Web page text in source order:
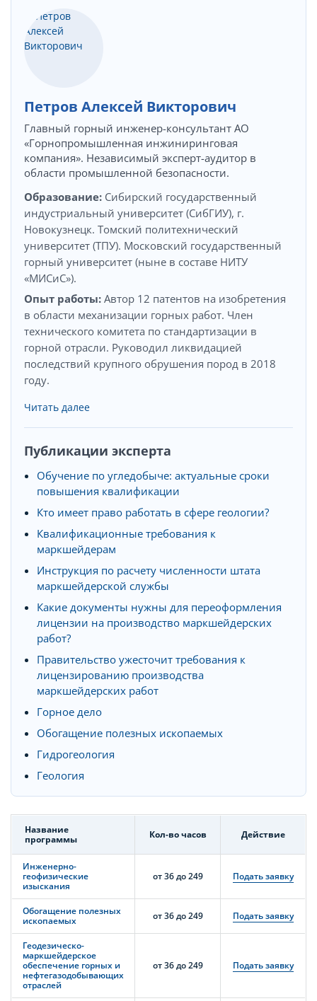
Петров Алексей Викторович
Главный горный инженер-консультант АО
«Горнопромышленная инжиниринговая
компания». Независимый эксперт-аудитор в
области промышленной безопасности.
Образование: Сибирский государственный
индустриальный университет (СибГИУ), г.
Новокузнецк. Томский политехнический
университет (ТПУ). Московский государственный
горный университет (ныне в составе НИТУ
«МИСиС»).
Опыт работы: Автор 12 патентов на изобретения
в области механизации горных работ. Член
технического комитета по стандартизации в
горной отрасли. Руководил ликвидацией
последствий крупного обрушения пород в 2018
году.
Читать далее
Публикации эксперта
Обучение по угледобыче: актуальные сроки
повышения квалификации
Кто имеет право работать в сфере геологии?
Квалификационные требования к
маркшейдерам
Инструкция по расчету численности штата
маркшейдерской службы
Какие документы нужны для переоформления
лицензии на производство маркшейдерских
работ?
Правительство ужесточит требования к
лицензированию производства
маркшейдерских работ
Горное дело
Обогащение полезных ископаемых
Гидрогеология
Геология
Название
программы
Кол-во часов Действие
Инженерно-
геофизические
изыскания
от 36 до 249 Подать заявку
Обогащение полезных
ископаемых
от 36 до 249 Подать заявку
Геодезическо-
маркшейдерское
обеспечение горных и
нефтегазодобывающих
отраслей
от 36 до 249 Подать заявку